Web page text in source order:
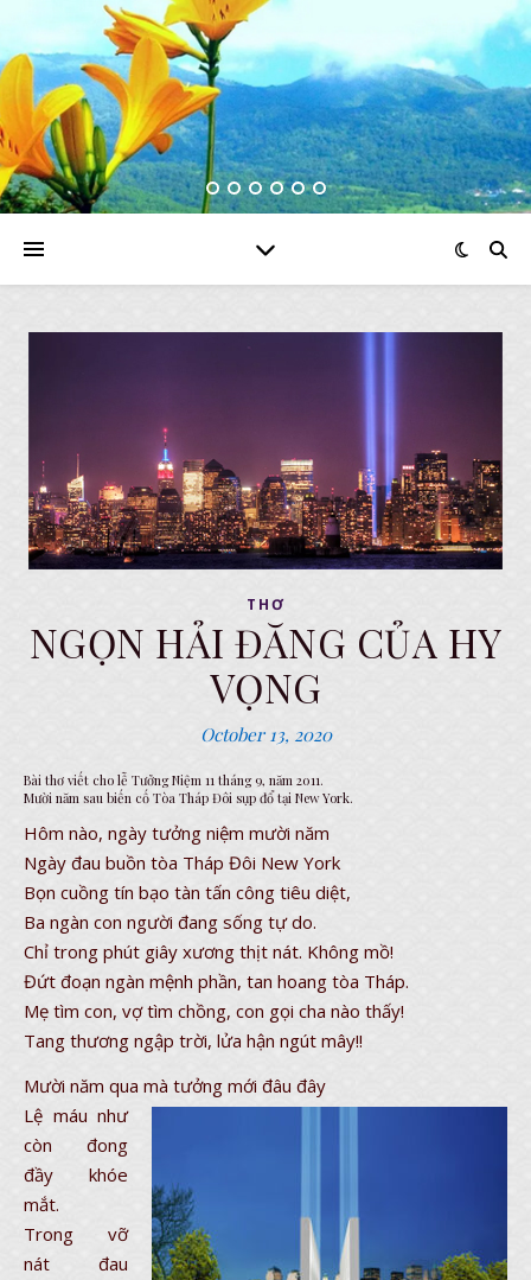
THƠ
NGỌN HẢI ĐĂNG CỦA HY
VỌNG
October 13, 2020
Bài thơ viết cho lễ Tưởng Niệm 11 tháng 9, năm 2011.
Mười năm sau biến cố Tòa Tháp Đôi sụp đổ tại New York.
Hôm nào, ngày tưởng niệm mười năm
Ngày đau buồn tòa Tháp Đôi New York
Bọn cuồng tín bạo tàn tấn công tiêu diệt,
Ba ngàn con người đang sống tự do.
Chỉ trong phút giây xương thịt nát. Không mồ!
Đứt đoạn ngàn mệnh phần, tan hoang tòa Tháp.
Mẹ tìm con, vợ tìm chồng, con gọi cha nào thấy!
Tang thương ngập trời, lửa hận ngút mây!!
Mười năm qua mà tưởng mới đâu đây
Lệ máu như
còn đong
đầy khóe
mắt.
Trong vỡ
nát đau